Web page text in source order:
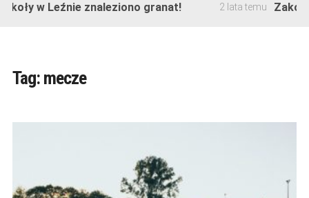
w Leźnie znaleziono granat! 2 lata temu
Tag: mecze